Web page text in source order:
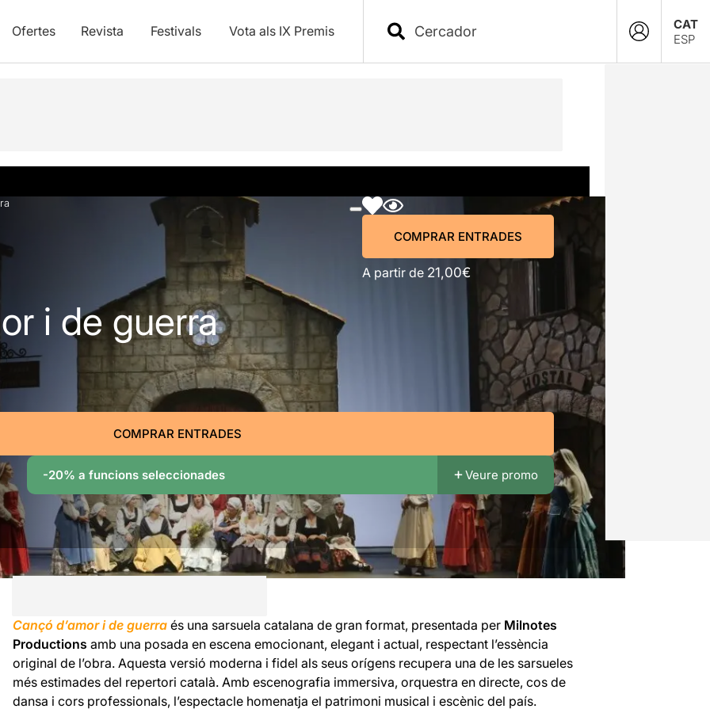
Ofertes Revista Festivals Vota als IX Premis
CAT
ESP
Fotos i vídeos Info pràctica COMPRAR ENTRADES
A partir de 21,00€
COMPRAR ENTRADES
i de guerra
COMPRAR ENTRADES
-20% a funcions seleccionades Veure promo
Cançó d’amor i de guerraés una sarsuela catalana de gran format, presentada per Milnotes
Productions amb una posada en escena emocionant, elegant i actual, respectant l’essència
original de l’obra. Aquesta versió moderna i fidel als seus orígens recupera una de les sarsueles
més estimades del repertori català. Amb escenografia immersiva, orquestra en directe, cos de
dansa i cors professionals, l’espectacle homenatja el patrimoni musical i escènic del país.